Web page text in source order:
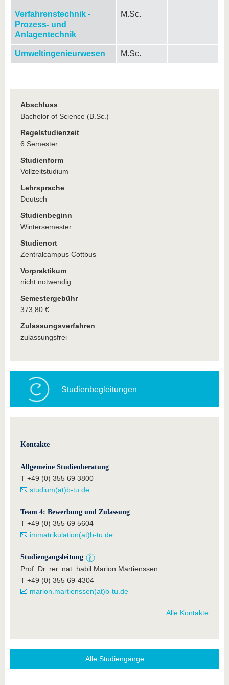
Verfahrenstechnik -
Prozess- und
Anlagentechnik
M.Sc.
Umweltingenieurwesen M.Sc.
Abschluss
Bachelor of Science (B.Sc.)
Regelstudienzeit
6 Semester
Studienform
Vollzeitstudium
Lehrsprache
Deutsch
Studienbeginn
Wintersemester
Studienort
Zentralcampus Cottbus
Vorpraktikum
nicht notwendig
Semestergebühr
373,80 €
Zulassungsverfahren
zulassungsfrei
Studienbegleitungen
Kontakte
Allgemeine Studienberatung
T +49 (0) 355 69 3800
studium(at)b-tu.de
Team 4: Bewerbung und Zulassung
T +49 (0) 355 69 5604
immatrikulation(at)b-tu.de
Studiengangsleitung
Prof. Dr. rer. nat. habil Marion Martienssen
T +49 (0) 355 69-4304
marion.martienssen(at)b-tu.de
Alle Kontakte
Alle Studiengänge